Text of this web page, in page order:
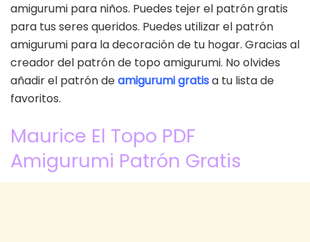
amigurumi para niños. Puedes tejer el patrón gratis
para tus seres queridos. Puedes utilizar el patrón
amigurumi para la decoración de tu hogar. Gracias al
creador del patrón de topo amigurumi. No olvides
añadir el patrón deamigurumi gratisa tu lista de
favoritos.
Maurice El Topo PDF
Amigurumi Patrón Gratis